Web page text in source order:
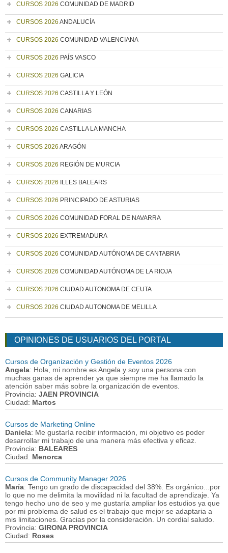
CURSOS 2026 COMUNIDAD DE MADRID
CURSOS 2026 ANDALUCÍA
CURSOS 2026 COMUNIDAD VALENCIANA
CURSOS 2026 PAÍS VASCO
CURSOS 2026 GALICIA
CURSOS 2026 CASTILLA Y LEÓN
CURSOS 2026 CANARIAS
CURSOS 2026 CASTILLA LA MANCHA
CURSOS 2026 ARAGÓN
CURSOS 2026 REGIÓN DE MURCIA
CURSOS 2026 ILLES BALEARS
CURSOS 2026 PRINCIPADO DE ASTURIAS
CURSOS 2026 COMUNIDAD FORAL DE NAVARRA
CURSOS 2026 EXTREMADURA
CURSOS 2026 COMUNIDAD AUTÓNOMA DE CANTABRIA
CURSOS 2026 COMUNIDAD AUTÓNOMA DE LA RIOJA
CURSOS 2026 CIUDAD AUTONOMA DE CEUTA
CURSOS 2026 CIUDAD AUTONOMA DE MELILLA
OPINIONES DE USUARIOS DEL PORTAL
Cursos de Organización y Gestión de Eventos 2026
Angela: Hola, mi nombre es Angela y soy una persona con
muchas ganas de aprender ya que siempre me ha llamado la
atención saber más sobre la organización de eventos.
Provincia: JAEN PROVINCIA
Ciudad: Martos
Cursos de Marketing Online
Daniela: Me gustaría recibir información, mi objetivo es poder
desarrollar mi trabajo de una manera más efectiva y eficaz.
Provincia: BALEARES
Ciudad: Menorca
Cursos de Community Manager 2026
María: Tengo un grado de discapacidad del 38%. Es orgánico...por
lo que no me delimita la movilidad ni la facultad de aprendizaje. Ya
tengo hecho uno de seo y me gustaría ampliar los estudios ya que
por mi problema de salud es el trabajo que mejor se adaptaria a
mis limitaciones. Gracias por la consideración. Un cordial saludo.
Provincia: GIRONA PROVINCIA
Ciudad: Roses